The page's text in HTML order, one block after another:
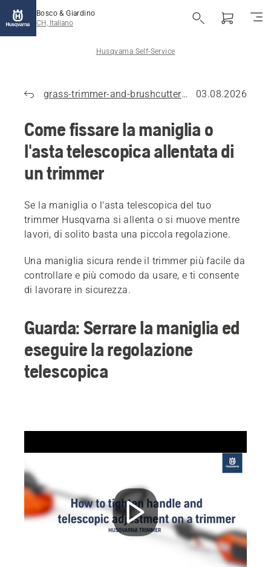
Bosco & Giardino
CH, Italiano
Husqvarna Self-Service
grass-trimmer-and-brushcutter-2 03.08.2026
Come fissare la maniglia o
l'asta telescopica allentata di
un trimmer
Se la maniglia o l'asta telescopica del tuo
trimmer Husqvarna si allenta o si muove mentre
lavori, di solito basta una piccola regolazione.
Una maniglia sicura rende il trimmer più facile da
controllare e più comodo da usare, e ti consente
di lavorare in sicurezza.
Guarda: Serrare la maniglia ed
eseguire la regolazione
telescopica